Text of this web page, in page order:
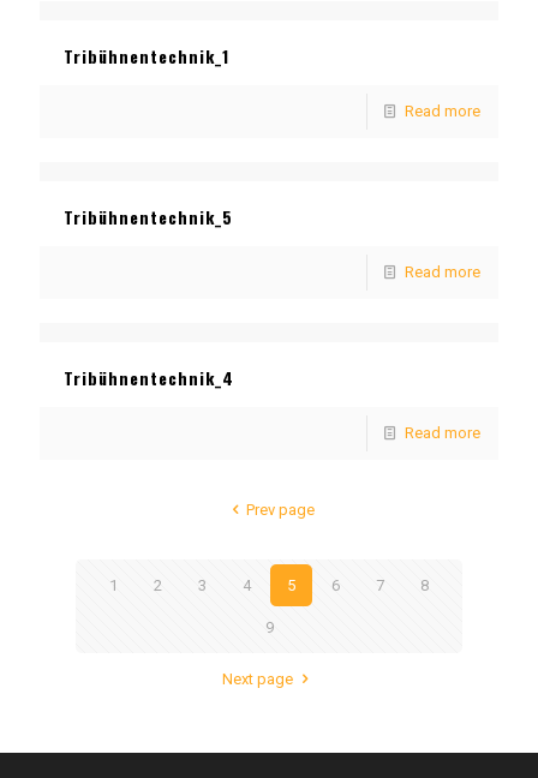
Tribühnentechnik_1
Read more
Tribühnentechnik_5
Read more
Tribühnentechnik_4
Read more
Prev page
1 2 3 4 5 6 7 8
9
Next page